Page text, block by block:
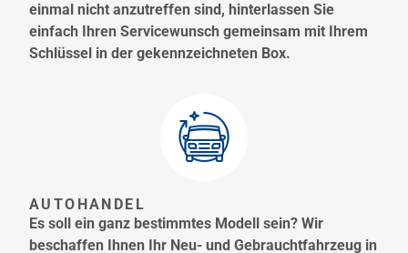
einmal nicht anzutreffen sind, hinterlassen Sie
einfach Ihren Servicewunsch gemeinsam mit Ihrem
Schlüssel in der gekennzeichneten Box.
AUTOHANDEL
Es soll ein ganz bestimmtes Modell sein? Wir
beschaffen Ihnen Ihr Neu- und Gebrauchtfahrzeug in